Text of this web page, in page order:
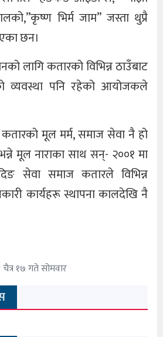
भिर्म जाम” जस्ता थुप्रै
छन।
लागि कतारको विभिन्न ठाउँबाट
व्यवस्था पनि रहेको आयोजकले
मूल मर्म, समाज सेवा नै हो
मूल नाराका साथ सन्- २००१ मा
सेवा समाज कतारले विभिन्न
कार्यहरू स्थापना कालदेखि नै
चैत्र १७ गते सोमवार